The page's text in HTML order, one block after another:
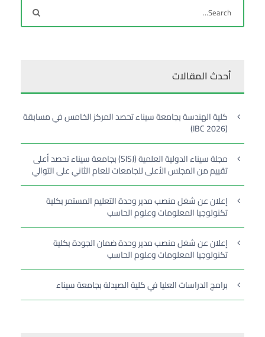
أحدث المقالات
كلية الهندسة بجامعة سيناء تحصد المركز الخامس في مسابقة
(IBC 2026)
مجلة سيناء الدولية العلمية (SISJ) بجامعة سيناء تحصد أعلى
تقييم من المجلس الأعلى للجامعات للعام الثاني على التوالي
إعلان عن شغل منصب مدير وحدة التعليم المستمر بكلية
تكنولوجيا المعلومات وعلوم الحاسب
إعلان عن شغل منصب مدير وحدة ضمان الجودة بكلية
تكنولوجيا المعلومات وعلوم الحاسب
برامج الدراسات العليا في كلية الصيدلة بجامعة سيناء